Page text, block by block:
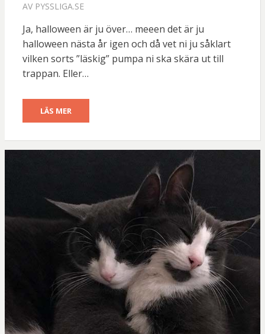
AV PYSSLIGA.SE
Ja, halloween är ju över… meeen det är ju
halloween nästa år igen och då vet ni ju såklart
vilken sorts ”läskig” pumpa ni ska skära ut till
trappan. Eller…
LÄS MER